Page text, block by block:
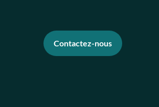
Contactez-nous